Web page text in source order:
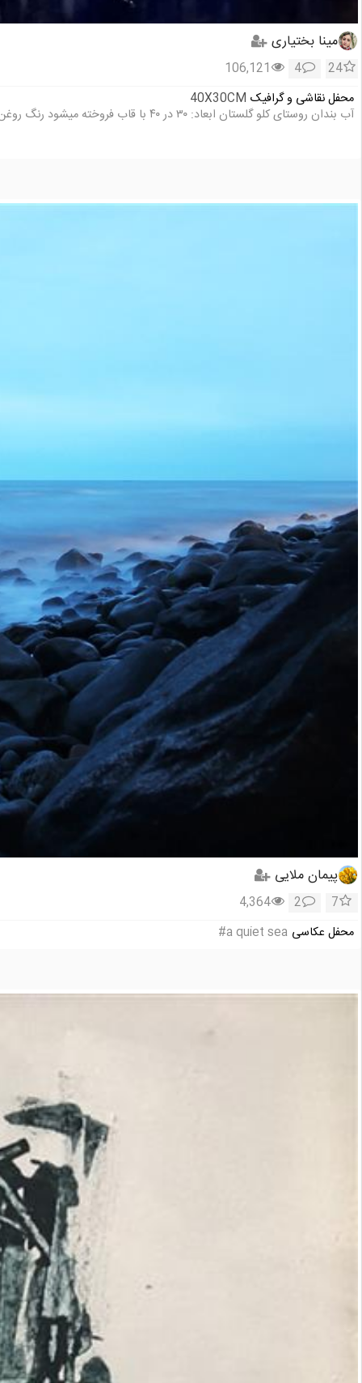
مینا بختیاری
24
4
106,121
محفل نقاشی و گرافیک 40X30CM
آب بندان روستای کلو گلستان ابعاد: ۳۰ در ۴۰ با قاب فروخته میشود رنگ روغن و کاردک
پیمان ملایی
7
2
4,364
محفل عکاسی a quiet sea#